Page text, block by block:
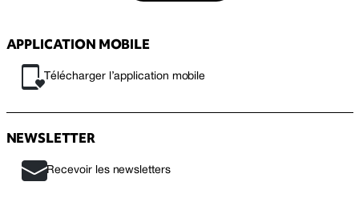
APPLICATION MOBILE
Télécharger l’application mobile
NEWSLETTER
Recevoir les newsletters